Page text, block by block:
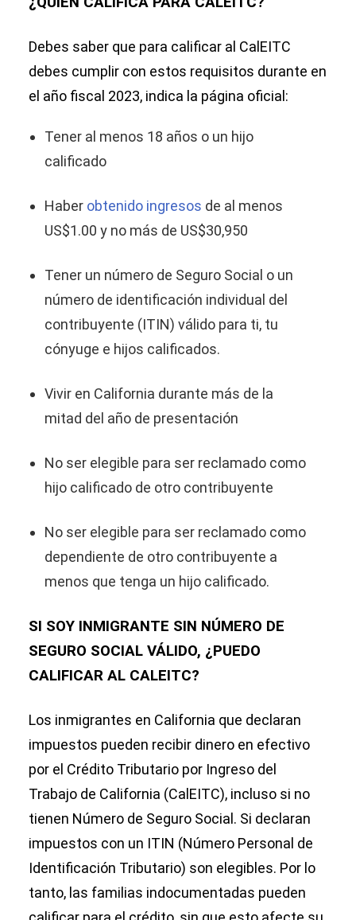
Debes saber que para calificar al CalEITC
debes cumplir con estos requisitos durante en
el año fiscal 2023, indica la página oficial:
Tener al menos 18 años o un hijo
calificado
Haber obtenido ingresos de al menos
US$1.00 y no más de US$30,950
Tener un número de Seguro Social o un
número de identificación individual del
contribuyente (ITIN) válido para ti, tu
cónyuge e hijos calificados.
Vivir en California durante más de la
mitad del año de presentación
No ser elegible para ser reclamado como
hijo calificado de otro contribuyente
No ser elegible para ser reclamado como
dependiente de otro contribuyente a
menos que tenga un hijo calificado.
SI SOY INMIGRANTE SIN NÚMERO DE
SEGURO SOCIAL VÁLIDO, ¿PUEDO
CALIFICAR AL CALEITC?
Los inmigrantes en California que declaran
impuestos pueden recibir dinero en efectivo
por el Crédito Tributario por Ingreso del
Trabajo de California (CalEITC), incluso si no
tienen Número de Seguro Social. Si declaran
impuestos con un ITIN (Número Personal de
Identificación Tributario) son elegibles. Por lo
tanto, las familias indocumentadas pueden